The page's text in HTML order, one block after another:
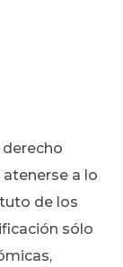
a lo
de los
sólo